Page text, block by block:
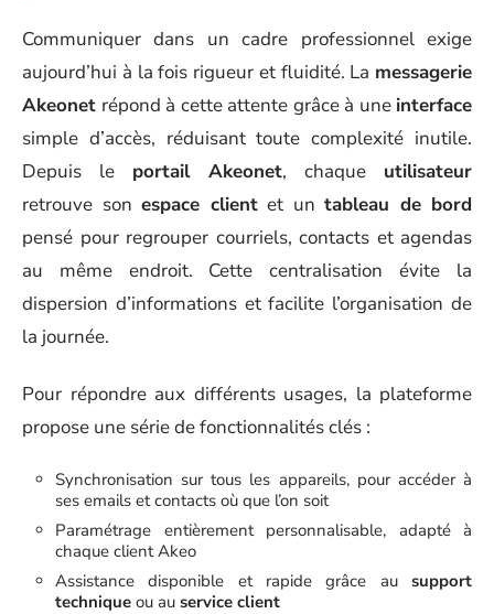
Communiquer dans un cadre professionnel exige
aujourd’hui à la fois rigueur et fluidité. La messagerie
Akeonet répond à cette attente grâce à une interface
simple d’accès, réduisant toute complexité inutile.
Depuis le portail Akeonet, chaque utilisateur
retrouve son espace clientet un tableau de bord
pensé pour regrouper courriels, contacts et agendas
au même endroit. Cette centralisation évite la
dispersion d’informations et facilite l’organisation de
la journée.
Pour répondre aux différents usages, la plateforme
propose une série de fonctionnalités clés :
Synchronisation sur tous les appareils, pour accéder à
ses emails et contacts où que l’on soit
Paramétrage entièrement personnalisable, adapté à
chaque client Akeo
Assistance disponible et rapide grâce au support
technique ou au service client